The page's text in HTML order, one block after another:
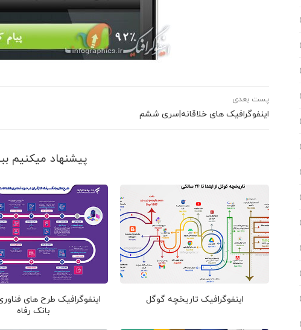
پست بعدی
اینفوگرافیک های خلاقانه|سری ششم
پیشنهاد می‎کنیم ببینید
اینفوگرافیک طرح های
بانک رفاه
اینفوگرافیک تاریخچه گوگل